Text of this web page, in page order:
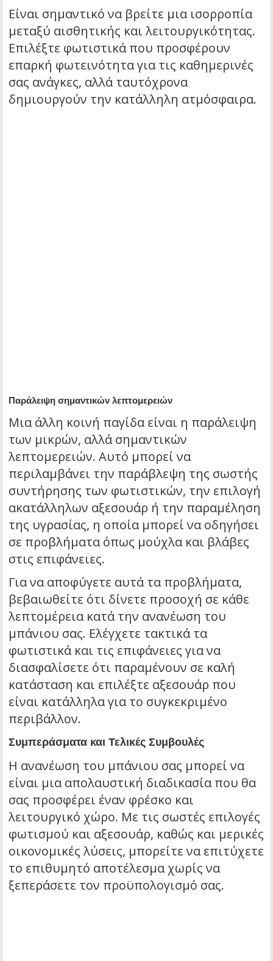
Είναι σημαντικό να βρείτε μια ισορροπία
μεταξύ αισθητικής και λειτουργικότητας.
Επιλέξτε φωτιστικά που προσφέρουν
επαρκή φωτεινότητα για τις καθημερινές
σας ανάγκες, αλλά ταυτόχρονα
δημιουργούν την κατάλληλη ατμόσφαιρα.
Παράλειψη σημαντικών λεπτομερειών
Μια άλλη κοινή παγίδα είναι η παράλειψη
των μικρών, αλλά σημαντικών
λεπτομερειών. Αυτό μπορεί να
περιλαμβάνει την παράβλεψη της σωστής
συντήρησης των φωτιστικών, την επιλογή
ακατάλληλων αξεσουάρ ή την παραμέληση
της υγρασίας, η οποία μπορεί να οδηγήσει
σε προβλήματα όπως μούχλα και βλάβες
στις επιφάνειες.
Για να αποφύγετε αυτά τα προβλήματα,
βεβαιωθείτε ότι δίνετε προσοχή σε κάθε
λεπτομέρεια κατά την ανανέωση του
μπάνιου σας. Ελέγχετε τακτικά τα
φωτιστικά και τις επιφάνειες για να
διασφαλίσετε ότι παραμένουν σε καλή
κατάσταση και επιλέξτε αξεσουάρ που
είναι κατάλληλα για το συγκεκριμένο
περιβάλλον.
Συμπεράσματα και Τελικές Συμβουλές
Η ανανέωση του μπάνιου σας μπορεί να
είναι μια απολαυστική διαδικασία που θα
σας προσφέρει έναν φρέσκο και
λειτουργικό χώρο. Με τις σωστές επιλογές
φωτισμού και αξεσουάρ, καθώς και μερικές
οικονομικές λύσεις, μπορείτε να επιτύχετε
το επιθυμητό αποτέλεσμα χωρίς να
ξεπεράσετε τον προϋπολογισμό σας.